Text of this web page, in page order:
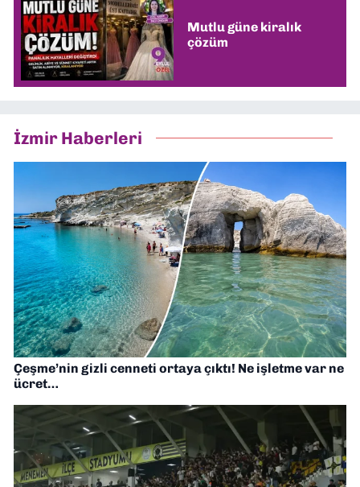
Mutlu güne kiralık
çözüm
İzmir Haberleri
Çeşme’nin gizli cenneti ortaya çıktı! Ne işletme var ne
ücret…